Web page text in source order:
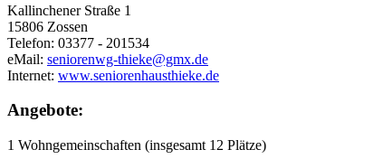
Kallinchener Straße 1
15806 Zossen
Telefon: 03377 - 201534
eMail: seniorenwg-thieke@gmx.de
Internet: www.seniorenhausthieke.de
Angebote:
1 Wohngemeinschaften (insgesamt 12 Plätze)